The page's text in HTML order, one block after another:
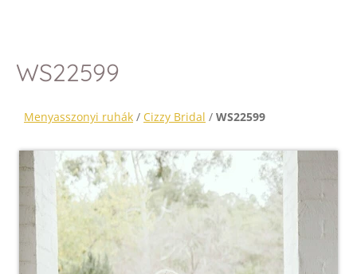
WS22599
Menyasszonyi ruhák / Cizzy Bridal / WS22599